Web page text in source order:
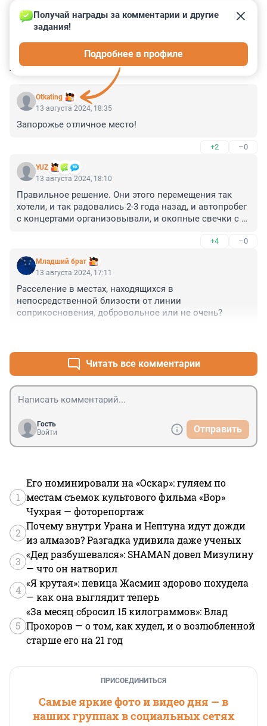
КОММЕНТАРИИ 45
Otkating
Получай награды за комментарии и другие
задания!
Подробнее в профиле
13 августа 2024, 18:35
Запорожье отличное место!
+2 –0
YUZ
13 августа 2024, 18:10
Правильное решение. Они этого перемещения так
хотели, и так радовались 2-3 года назад, и автопробег
с концертами организовывали, и окопные свечки с
выразили. Надо уважать их волю и причинно-
следственные связи.
+4 –0
Младший брат
13 августа 2024, 17:11
Расселение в местах, находящихся в
непосредственной близости от линии
соприкосновения, добровольное или не очень?
Читать все комментарии
Гость
Войти
Отправить
1
Его номинировали на «Оскар»: гуляем по
местам съемок культового фильма «Вор»
Чухрая — фоторепортаж
2
Почему внутри Урана и Нептуна идут дожди
из алмазов? Разгадка удивила даже ученых
3
«Дед разбушевался»: SHAMAN довел Мизулину
— что он натворил
4
«Я крутая»: певица Жасмин здорово похудела
— как она выглядит теперь
5
«За месяц сбросил 15 килограммов»: Влад
Прохоров — о том, как худел, и о возлюбленной
старше его на 21 год
ПРИСОЕДИНИТЬСЯ
Самые яркие фото и видео дня — в
наших группах в социальных сетях